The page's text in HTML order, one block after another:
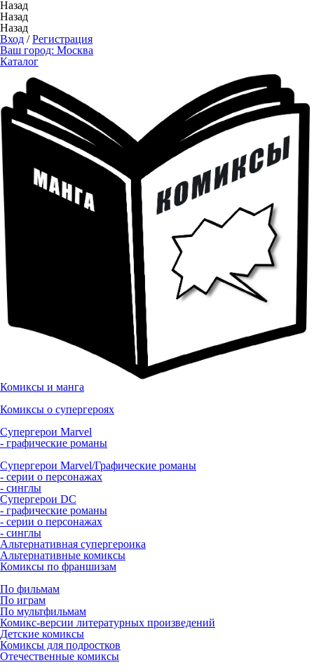
Назад
Назад
Назад
Вход /Регистрация
Ваш город: Москва
Каталог
Комиксы и манга
Комиксы о супергероях
Супергерои Marvel
- графические романы
Супергерои Marvel/Графические романы
- серии о персонажах
- синглы
Супергерои DC
- графические романы
- серии о персонажах
- синглы
Альтернативная супергероика
Альтернативные комиксы
Комиксы по франшизам
По фильмам
По играм
По мультфильмам
Комикс-версии литературных произведений
Детские комиксы
Комиксы для подростков
Отечественные комиксы